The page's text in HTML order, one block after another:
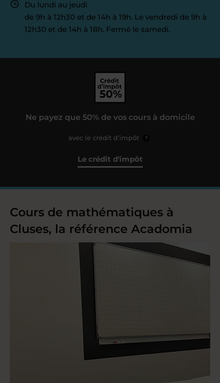
Du lundi au jeudi
de 9h à 12h30 et de 14h à 19h. Le vendredi de 9h à
12h30 et de 14h à 18h. Fermé le samedi.
Ne payez que 50% de vos cours à domicile
avec le crédit d’impôt ?
Le crédit d'impôt
Cours de mathématiques à
Cluses, la référence Acadomia